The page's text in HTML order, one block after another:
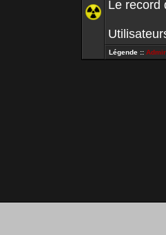
Le record
Légende ::